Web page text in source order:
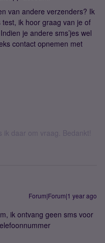
van andere verzenders? Ik
ik hoor graag van je of
je andere sms’jes wel
contact opnemen met
daar om vraag. Bedankt!
Forum|Forum|1 year ago
ik ontvang geen sms voor